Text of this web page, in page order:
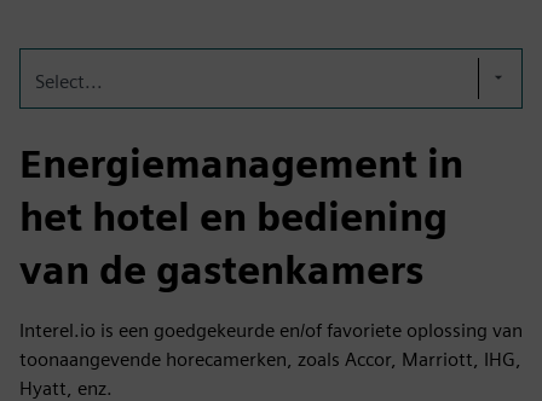
Select...
Energiemanagement in
het hotel en bediening
van de gastenkamers
Interel.io is een goedgekeurde en/of favoriete oplossing van
toonaangevende horecamerken, zoals Accor, Marriott, IHG,
Hyatt, enz.